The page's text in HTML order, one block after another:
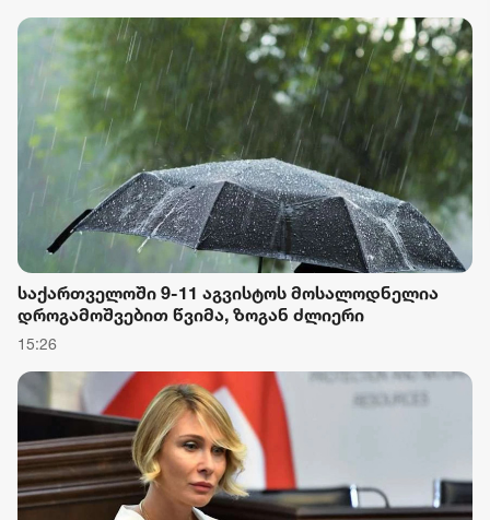
საქართველოში 9-11 აგვისტოს მოსალოდნელია
დროგამოშვებით წვიმა, ზოგან ძლიერი
15:26